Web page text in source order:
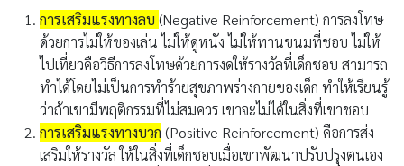
การเสริมแรงทางลบ (Negative Reinforcement) การลงโทษ
ด้วยการไม่ให้ของเล่น ไม่ให้ดูหนัง ไม่ให้ทานขนมที่ชอบ ไม่ให้
ไปเที่ยวคือวิธีการลงโทษด้วยการงดให้รางวัลที่เด็กชอบ สามารถ
ทำได้โดยไม่เป็นการทำร้ายสุขภาพร่างกายของเด็ก ทำให้เรียนรู้
ว่าถ้าเขามีพฤติกรรมที่ไม่สมควร เขาจะไม่ได้ในสิ่งที่เขาชอบ
การเสริมแรงทางบวก (Positive Reinforcement) คือการส่ง
เสริมให้รางวัล ให้ในสิ่งที่เด็กชอบเมื่อเขาพัฒนาปรับปรุงตนเอง